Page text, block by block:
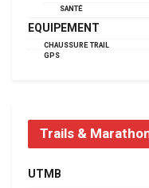
SANTÉ
EQUIPEMENT
CHAUSSURE TRAIL
GPS
Trails &
UTMB